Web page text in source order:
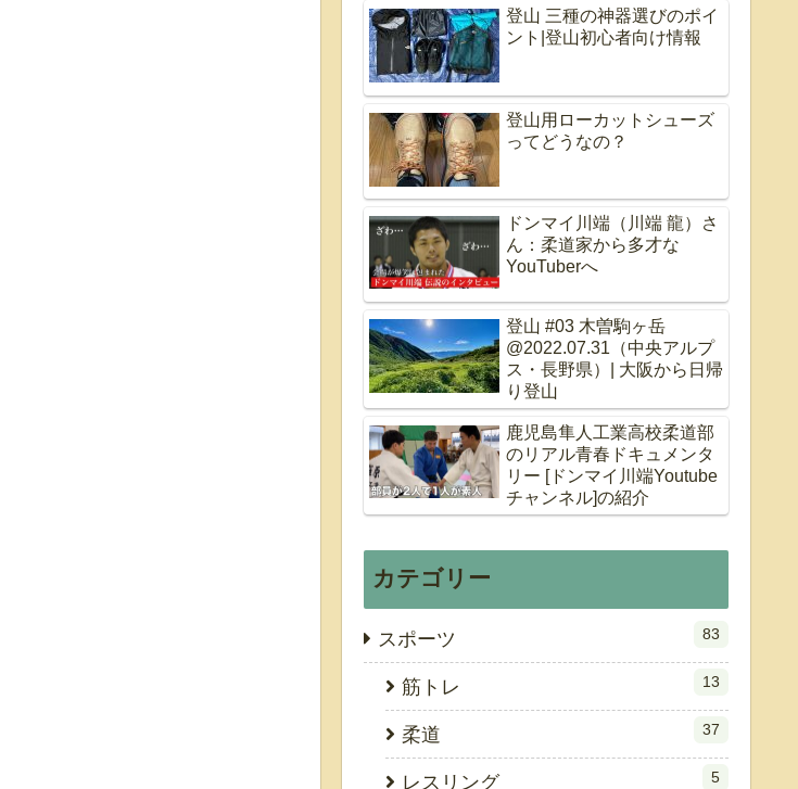
登山 三種の神器選びのポイ
ント|登山初心者向け情報
登山用ローカットシューズ
ってどうなの？
ドンマイ川端（川端 龍）さ
ん：柔道家から多才な
YouTuberへ
登山 #03 木曽駒ヶ岳
@2022.07.31（中央アルプ
ス・長野県）| 大阪から日帰
り登山
鹿児島隼人工業高校柔道部
のリアル青春ドキュメンタ
リー [ドンマイ川端Youtube
チャンネル]の紹介
カテゴリー
スポーツ 83
筋トレ 13
柔道 37
レスリング 5